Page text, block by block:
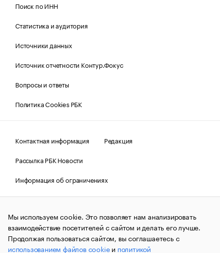
Поиск по ИНН
Статистика и аудитория
Источники данных
Источник отчетности Контур.Фокус
Вопросы и ответы
Политика Cookies РБК
Контактная информация
Редакция
Рассылка РБК Новости
Информация об ограничениях
Правовая информация
О соблюдении авторских прав
© АО «РОСБИЗНЕСКОНСАЛТИНГ»,1995–2026.Сообщения
и материалы информационного агентства «РБК»
(зарегистрировано Федеральной службой по надзору в сфере
связи, информационных технологий и массовых
коммуникаций (Роскомнадзор) 09.12.2015 за номером ИА
Мы используем cookie. Это позволяет нам анализировать
взаимодействие посетителей с сайтом и делать его лучше.
Продолжая пользоваться сайтом, вы соглашаетесь с
использованием файлов cookieи политикой